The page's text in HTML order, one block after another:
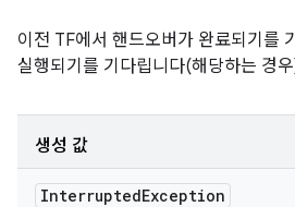
이전 TF에서 핸드오버가 완료되기를
실행되기를 기다립니다(해당하는 경
생성 값
InterruptedException